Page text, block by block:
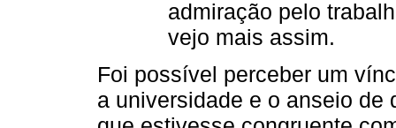
admiração pelo
vejo mais assim.
Foi possível perceber um
a universidade e o anseio de